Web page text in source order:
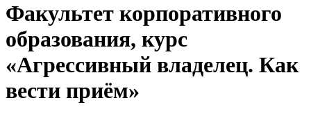
Факультет корпоративного
образования, курс
«Агрессивный владелец. Как
вести приём»